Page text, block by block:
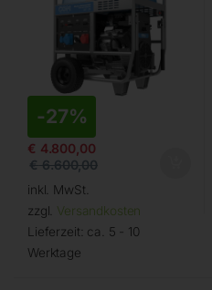
-27%
€ 4.800,00
€6.600,00
inkl. MwSt.
zzgl. Versandkosten
Lieferzeit: ca. 5 - 10
Werktage